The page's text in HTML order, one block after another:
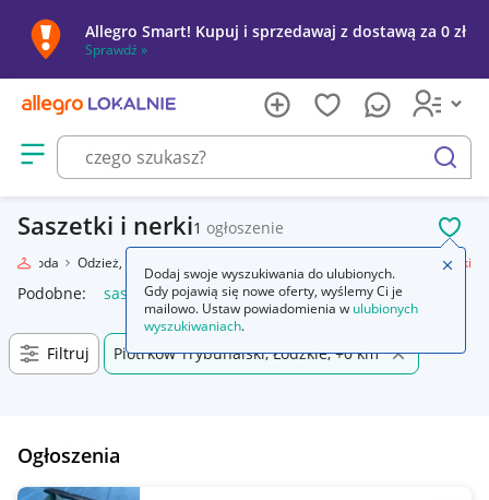
Allegro Smart! Kupuj i sprzedawaj z dostawą za 0 zł
Sprawdź »
Otwórz menu z kategoriami
szukaj
Saszetki i nerki1 ogłoszenie
Moda Odzież, Obuwie, Dodatki Saszetki i nerki
Podobne: saszetki i nerki
Filtruj Piotrków Trybunalski, Łódzkie, +0 km
Ogłoszenia
Dodaj swoje wyszukiwania do ulubionych.
Gdy pojawią się nowe oferty, wyślemy Ci je
mailowo. Ustaw powiadomienia w ulubionych
wyszukiwaniach.